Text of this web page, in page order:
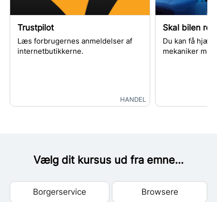
Trustpilot
Læs forbrugernes anmeldelser af
internetbutikkerne.
HANDEL
Skal bilen
Du kan få
mekaniker
Vælg dit kursus ud fra emne...
Borgerservice Browsere